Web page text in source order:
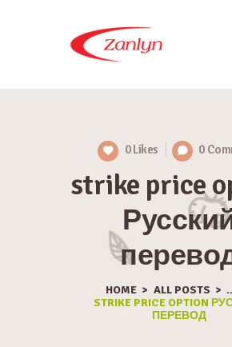
0 Likes 0
strike price
HOME ALL POSTS
STRIKE PRICE OPTION
ПЕРЕВОД
PRODUCTS
APPROACH
CONTACT US